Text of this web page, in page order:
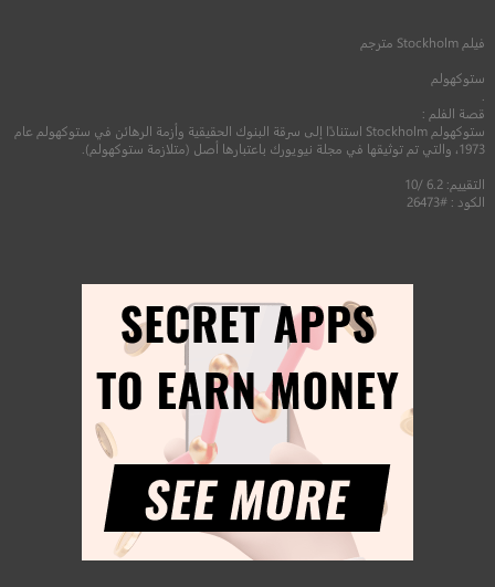
فيلم Stockholm مترجم
ستوكهولم
قصة الفلم :
ستوكهولم Stockholm استنادًا إلى سرقة البنوك الحقيقية وأزمة الرهائن في ستوكهولم عام
1973، والتي تم توثيقها في مجلة نيويورك باعتبارها أصل (متلازمة ستوكهولم).
التقييم: 6.2 /10
الكود : #26473